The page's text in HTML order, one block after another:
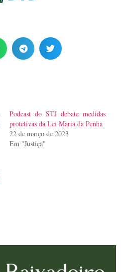
Podcast do STJ debate medidas
protetivas da Lei Maria da Penha
22 de março de 2023
Em "Justiça"